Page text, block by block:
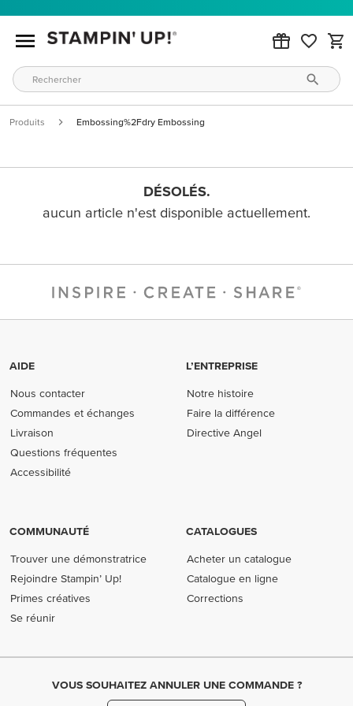
Produits Embossing%2Fdry Embossing
DÉSOLÉS.
aucun article n'est disponible actuellement.
AIDE
Nous contacter
Commandes et échanges
Livraison
Questions fréquentes
Accessibilité
L’ENTREPRISE
Notre histoire
Faire la différence
Directive Angel
COMMUNAUTÉ
Trouver une démonstratrice
Rejoindre Stampin’ Up!
Primes créatives
Se réunir
CATALOGUES
Acheter un catalogue
Catalogue en ligne
Corrections
VOUS SOUHAITEZ ANNULER UNE COMMANDE ?